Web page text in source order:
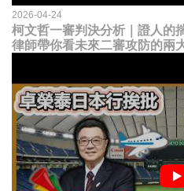
2026-04-24
柯文哲一審判決分析｜證人的
律師帶你看未來二審攻防的兩